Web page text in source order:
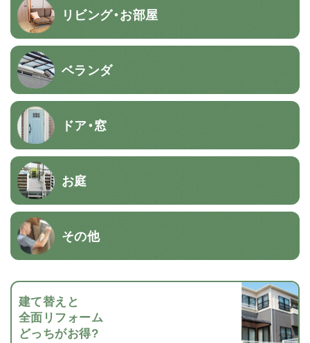
リビング・お部屋
ベランダ
ドア・窓
お庭
その他
建て替えと
全面リフォーム
どっちがお得?